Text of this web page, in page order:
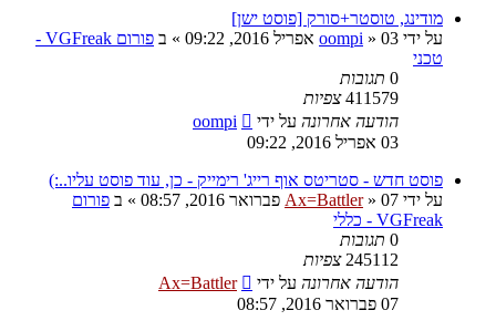
מודינג, טוסטר+סורק [פוסט ישן]
על ידי
oompi » 03 אפריל 2016, 09:22 » ב
פורום VGFreak -
טכני
0 תגובות
411579 צפיות
הודעה אחרונה על ידי
oompi
03 אפריל 2016, 09:22
פוסט חדש - סטריטס אוף רייג' רימייק - כן, עוד פוסט עליו..:)
על ידי
Ax=Battler» 07 פברואר 2016, 08:57 » ב פורום
VGFreak - כללי
0 תגובות
245112 צפיות
הודעה אחרונה על ידי
Ax=Battler
07 פברואר 2016, 08:57